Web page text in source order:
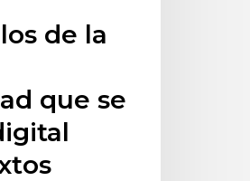
de la
que se